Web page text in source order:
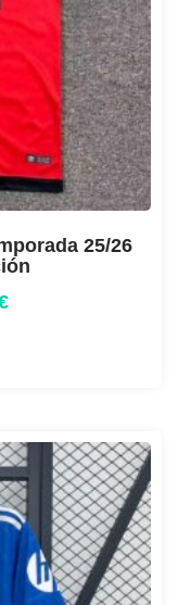
25/26